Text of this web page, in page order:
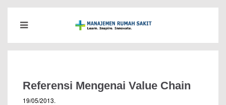
Referensi Mengenai Value Chain
19/05/2013.